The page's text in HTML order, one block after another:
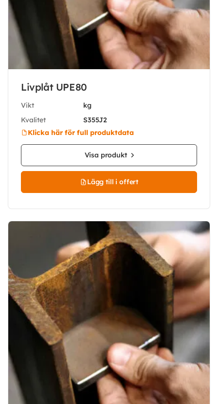
Livplåt UPE80
Vikt
kg
Kvalitet
S355J2
Klicka här för full produktdata
Visa produkt
Lägg till i offert